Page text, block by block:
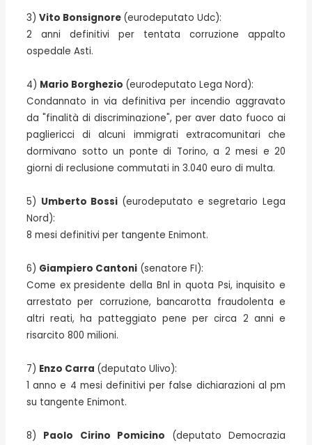
3) Vito Bonsignore (eurodeputato Udc):
2 anni definitivi per tentata corruzione appalto
ospedale Asti.
4) Mario Borghezio (eurodeputato Lega Nord):
Condannato in via definitiva per incendio aggravato
da "finalità di discriminazione", per aver dato fuoco ai
pagliericci di alcuni immigrati extracomunitari che
dormivano sotto un ponte di Torino, a 2 mesi e 20
giorni di reclusione commutati in 3.040 euro di multa.
5) Umberto Bossi (eurodeputato e segretario Lega
Nord):
8 mesi definitivi per tangente Enimont.
6) Giampiero Cantoni (senatore FI):
Come ex presidente della Bnl in quota Psi, inquisito e
arrestato per corruzione, bancarotta fraudolenta e
altri reati, ha patteggiato pene per circa 2 anni e
risarcito 800 milioni.
7) Enzo Carra (deputato Ulivo):
1 anno e 4 mesi definitivi per false dichiarazioni al pm
su tangente Enimont.
8) Paolo Cirino Pomicino (deputato Democrazia